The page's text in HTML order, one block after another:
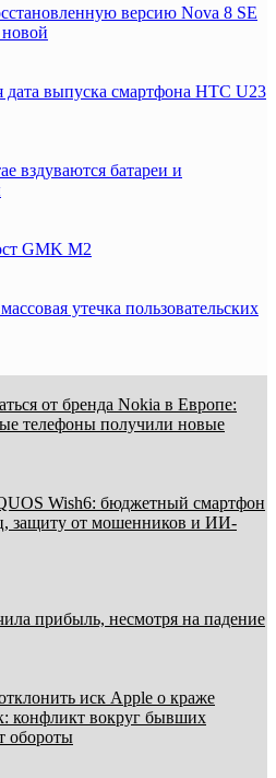
версию Nova 8 SE
дата выпуска смартфона HTC U23
вздуваются батареи и
GMK M2
утечка пользовательских
от бренда Nokia в Европе:
телефоны получили новые
Wish6: бюджетный смартфон
защиту от мошенников и ИИ-
прибыль, несмотря на падение
иск Apple о краже
конфликт вокруг бывших
обороты